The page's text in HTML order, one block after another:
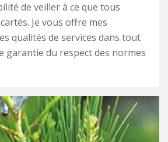
de veiller à ce que tous
Je vous offre mes
qualités de services dans tout
garantie du respect des normes